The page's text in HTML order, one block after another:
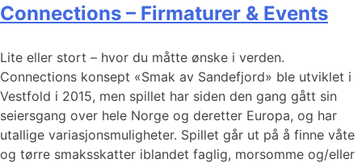
Connections – Firmaturer & Events
Lite eller stort – hvor du måtte ønske i verden.
Connections konsept «Smak av Sandefjord» ble utviklet i
Vestfold i 2015, men spillet har siden den gang gått sin
seiersgang over hele Norge og deretter Europa, og har
utallige variasjonsmuligheter. Spillet går ut på å finne våte
og tørre smaksskatter iblandet faglig, morsomme og/eller